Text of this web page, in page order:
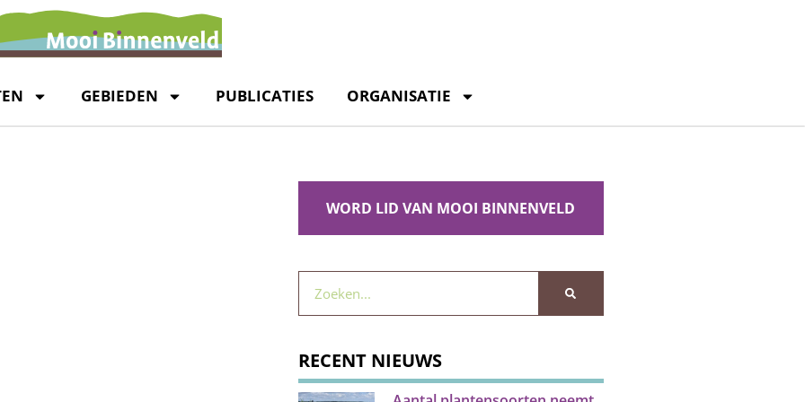
GEBIEDEN PUBLICATIES ORGANISATIE
WORD LID VAN MOOI BINNENVELD
RECENT NIEUWS